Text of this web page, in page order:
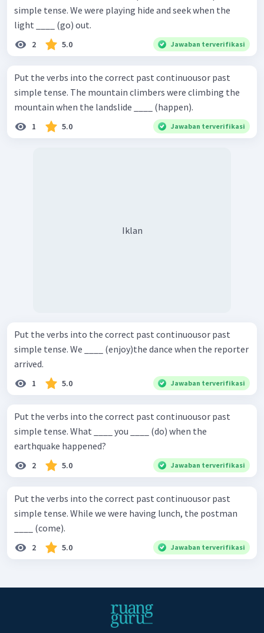
simple tense. We were playing hide and seek when the
light ____ (go) out.
2 5.0 Jawaban terverifikasi
Put the verbs into the correct past continuousor past
simple tense. The mountain climbers were climbing the
mountain when the landslide ____ (happen).
1 5.0 Jawaban terverifikasi
Iklan
Put the verbs into the correct past continuousor past
simple tense. We ____ (enjoy)the dance when the reporter
arrived.
1 5.0 Jawaban terverifikasi
Put the verbs into the correct past continuousor past
simple tense. What ____ you ____ (do) when the
earthquake happened?
2 5.0 Jawaban terverifikasi
Put the verbs into the correct past continuousor past
simple tense. While we were having lunch, the postman
____ (come).
2 5.0 Jawaban terverifikasi